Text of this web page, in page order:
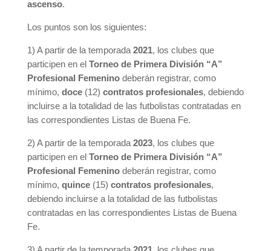
ascenso.
Los puntos son los siguientes:
1) A partir de la temporada 2021, los clubes que
participen en el Torneo de Primera División “A”
Profesional Femeninodeberán registrar, como
mínimo, doce(12) contratos profesionales, debiendo
incluirse a la totalidad de las futbolistas contratadas en
las correspondientes Listas de Buena Fe.
2) A partir de la temporada 2023, los clubes que
participen en el Torneo de Primera División “A”
Profesional Femeninodeberán registrar, como
mínimo, quince(15) contratos profesionales,
debiendo incluirse a la totalidad de las futbolistas
contratadas en las correspondientes Listas de Buena
Fe.